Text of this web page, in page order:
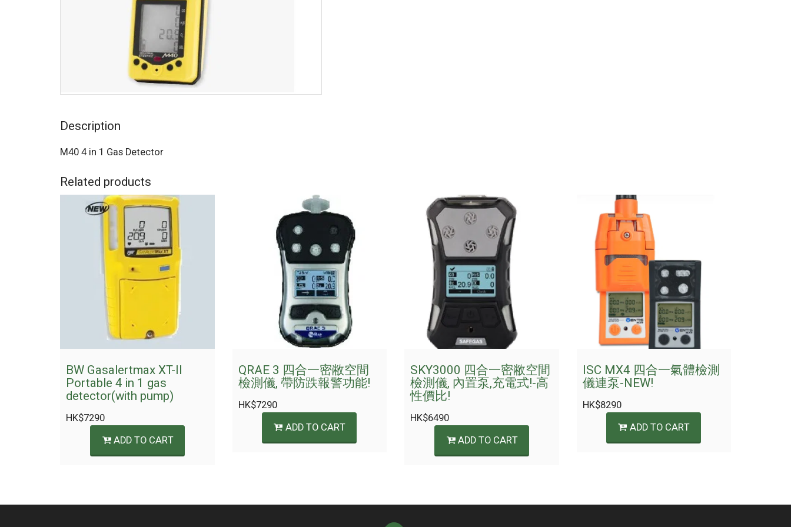
Description
M40 4 in 1 Gas Detector
Related products
BW Gasalertmax XT-II
Portable 4 in 1 gas
detector(with pump)
HK$7290
ADD TO CART
QRAE 3 四合一密敝空間
檢測儀, 帶防跌報警功能!
HK$7290
ADD TO CART
SKY3000 四合一密敝空間
檢測儀, 內置泵,充電式!-高
性價比!
HK$6490
ADD TO CART
ISC MX4 四合一氣體檢測
儀連泵-NEW!
HK$8290
ADD TO CART